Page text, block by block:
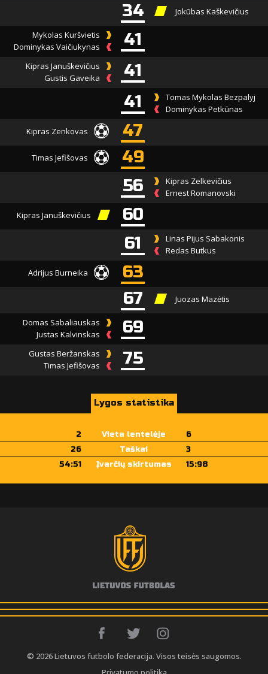
34 Jokūbas Kaškevičius
Mykolas Kuršvietis
Dominykas Vaičiukynas
41
Kipras Januškevičius
Gustis Gaveika
41
41
Tomas Mykolas Bezpalyj
Dominykas Petkūnas
Kipras Zenkovas 47
Timas Jefišovas
49
56
Kipras Zelkevičius
Ernest Romanovski
Kipras Januškevičius
60
61
Linas Pijus Sabakonis
Redas Butkus
Adrijus Burneika
63
67
Juozas Mazėtis
Domas Sabaliauskas
Justas Kalvinskas
69
Gustas Beržanskas
Timas Jefišovas
75
Lygos statistika
2 Vieta lentelėje
6
26
Taškai
3
54:51
Įvarčių skirtumas 15:98
© 2026 Lietuvos futbolo federacija. Visos teisės saugomos.